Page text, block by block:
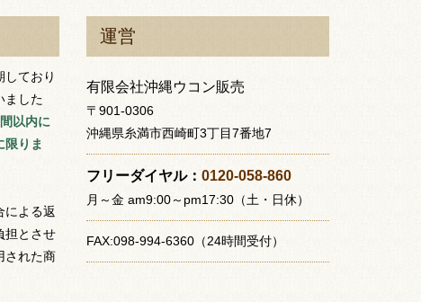
しており
ました
以内に
限りま
よる返
担とさせ
された商
運営
有限会社沖縄ウコン販売
〒901-0306
沖縄県糸満市西崎町3丁目7番地7
フリーダイヤル： 0120-058-860
月～金 am9:00～pm17:30（土・日休）
FAX:098-994-6360（24時間受付）